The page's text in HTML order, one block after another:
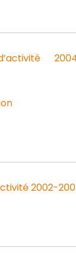
2002-